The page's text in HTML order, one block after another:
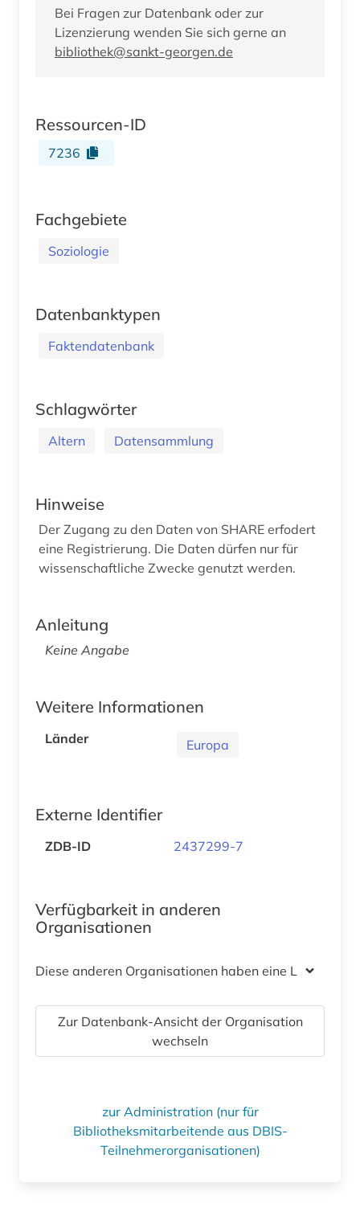
Bei Fragen zur Datenbank oder zur
Lizenzierung wenden Sie sich gerne an
bibliothek@sankt-georgen.de
Ressourcen-ID
7236
Fachgebiete
Soziologie
Datenbanktypen
Faktendatenbank
Schlagwörter
Altern Datensammlung
Hinweise
Der Zugang zu den Daten von SHARE erfodert
eine Registrierung. Die Daten dürfen nur für
wissenschaftliche Zwecke genutzt werden.
Anleitung
Keine Angabe
Weitere Informationen
Länder Europa
Externe Identifier
ZDB-ID 2437299-7
Verfügbarkeit in anderen
Organisationen
Diese anderen Organisationen haben eine Lizenz
Zur Datenbank-Ansicht der Organisation
wechseln
zur Administration (nur für
Bibliotheksmitarbeitende aus DBIS-
Teilnehmerorganisationen)